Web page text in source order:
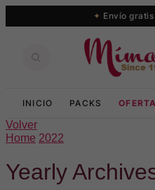
Envío
INICIO PACKS
Volver
Home 2022
Yearly